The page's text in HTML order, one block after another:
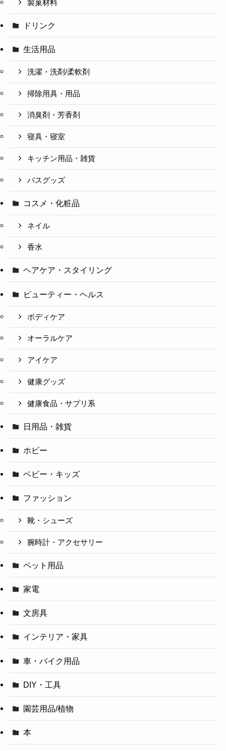
製菓材料
ドリンク
生活用品
洗濯・洗剤/柔軟剤
掃除用具・用品
消臭剤・芳香剤
寝具・寝室
キッチン用品・雑貨
バスグッズ
コスメ・化粧品
ネイル
香水
ヘアケア・スタイリング
ビューティー・ヘルス
ボディケア
オーラルケア
アイケア
健康グッズ
健康食品・サプリ系
日用品・雑貨
ホビー
ベビー・キッズ
ファッション
靴・シューズ
腕時計・アクセサリー
ペット用品
家電
文房具
インテリア・家具
車・バイク用品
DIY・工具
園芸用品/植物
本